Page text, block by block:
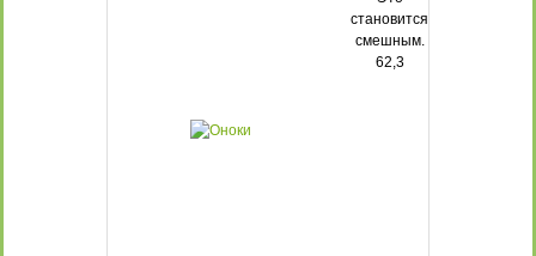
становится
смешным.
62,3